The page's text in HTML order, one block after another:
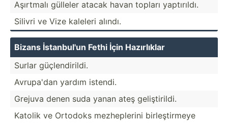
Aşırtmalı gülleler atacak havan topları yaptır­ıldı.
Silivri ve Vize kaleleri alındı.
Bizans İstanb­ul'un Fethi İçin Hazırl­ıklar
Surlar güçlen­dir­ildi.
Avrupa'dan yardım istendi.
Grejuva denen suda yanan ateş gelişt­irildi.
Katolik ve Ortodoks mezhep­lerini birleş­tirmeye